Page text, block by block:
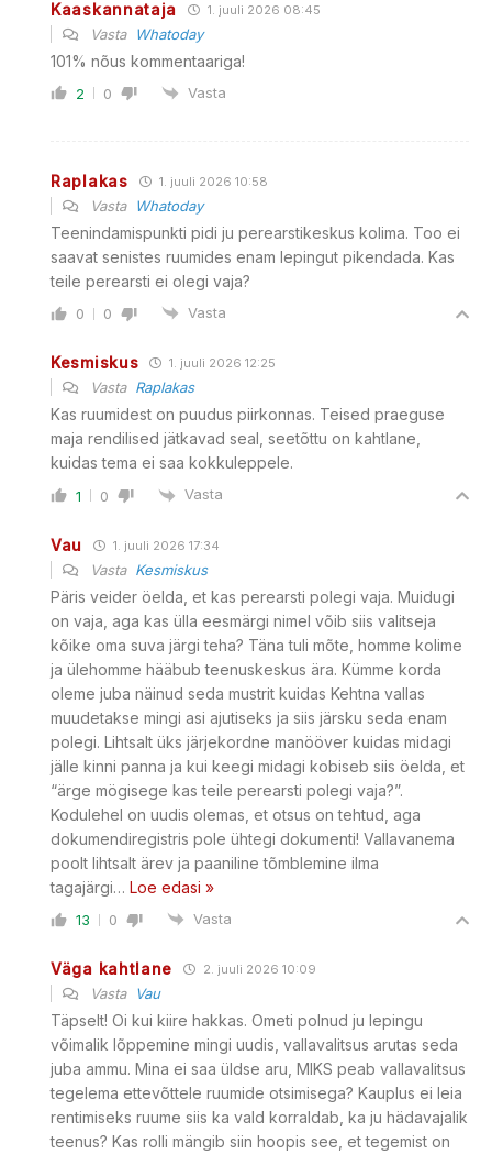
Kaaskannataja 1. juuli 2026 08:45
Vasta Whatoday
101% nõus kommentaariga!
2 0 Vasta
Raplakas 1. juuli 2026 10:58
Vasta Whatoday
Teenindamispunkti pidi ju perearstikeskus kolima. Too ei
saavat senistes ruumides enam lepingut pikendada. Kas
teile perearsti ei olegi vaja?
0 0 Vasta
Kesmiskus 1. juuli 2026 12:25
Vasta Raplakas
Kas ruumidest on puudus piirkonnas. Teised praeguse
maja rendilised jätkavad seal, seetõttu on kahtlane,
kuidas tema ei saa kokkuleppele.
1 0 Vasta
Vau 1. juuli 2026 17:34
Vasta Kesmiskus
Päris veider öelda, et kas perearsti polegi vaja. Muidugi
on vaja, aga kas ülla eesmärgi nimel võib siis valitseja
kõike oma suva järgi teha? Täna tuli mõte, homme kolime
ja ülehomme hääbub teenuskeskus ära. Kümme korda
oleme juba näinud seda mustrit kuidas Kehtna vallas
muudetakse mingi asi ajutiseks ja siis järsku seda enam
polegi. Lihtsalt üks järjekordne manööver kuidas midagi
jälle kinni panna ja kui keegi midagi kobiseb siis öelda, et
“ärge mögisege kas teile perearsti polegi vaja?”.
Kodulehel on uudis olemas, et otsus on tehtud, aga
dokumendiregistris pole ühtegi dokumenti! Vallavanema
poolt lihtsalt ärev ja paaniline tõmblemine ilma
tagajärgi… Loe edasi »
13 0 Vasta
Väga kahtlane 2. juuli 2026 10:09
Vasta Vau
Täpselt! Oi kui kiire hakkas. Ometi polnud ju lepingu
võimalik lõppemine mingi uudis, vallavalitsus arutas seda
juba ammu. Mina ei saa üldse aru, MIKS peab vallavalitsus
tegelema ettevõttele ruumide otsimisega? Kauplus ei leia
rentimiseks ruume siis ka vald korraldab, ka ju hädavajalik
teenus? Kas rolli mängib siin hoopis see, et tegemist on